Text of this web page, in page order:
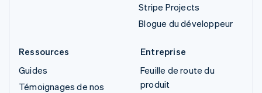
Stripe Projects
Blogue du développeur
Ressources
Guides
Témoignages de nos
Entreprise
Feuille de route du
produit